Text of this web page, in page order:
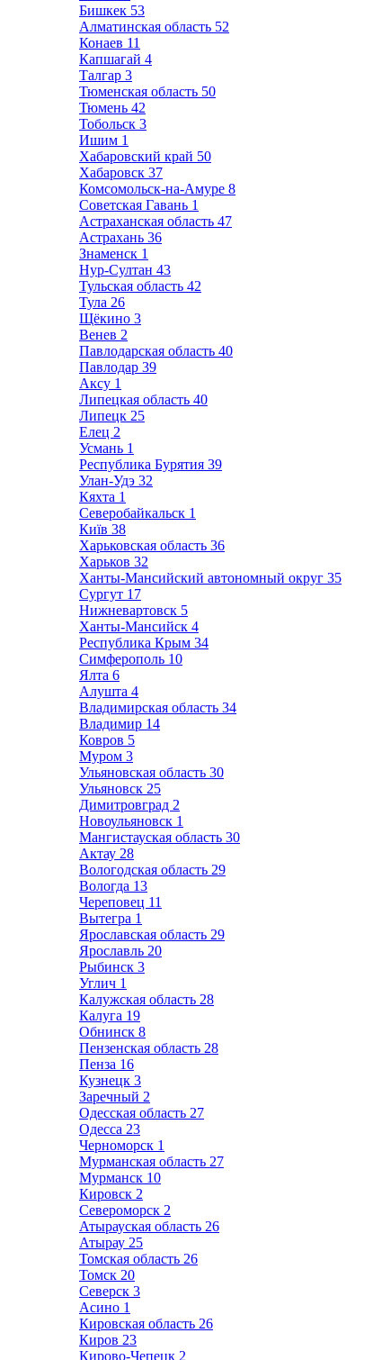
Бишкек 53
Алматинская область 52
Конаев 11
Капшагай 4
Талгар 3
Тюменская область 50
Тюмень 42
Тобольск 3
Ишим 1
Хабаровский край 50
Хабаровск 37
Комсомольск-на-Амуре 8
Советская Гавань 1
Астраханская область 47
Астрахань 36
Знаменск 1
Нур-Султан 43
Тульская область 42
Тула 26
Щёкино 3
Венев 2
Павлодарская область 40
Павлодар 39
Аксу 1
Липецкая область 40
Липецк 25
Елец 2
Усмань 1
Республика Бурятия 39
Улан-Удэ 32
Кяхта 1
Северобайкальск 1
Київ 38
Харьковская область 36
Харьков 32
Ханты-Мансийский автономный округ 35
Сургут 17
Нижневартовск 5
Ханты-Мансийск 4
Республика Крым 34
Симферополь 10
Ялта 6
Алушта 4
Владимирская область 34
Владимир 14
Ковров 5
Муром 3
Ульяновская область 30
Ульяновск 25
Димитровград 2
Новоульяновск 1
Мангистауская область 30
Актау 28
Вологодская область 29
Вологда 13
Череповец 11
Вытегра 1
Ярославская область 29
Ярославль 20
Рыбинск 3
Углич 1
Калужская область 28
Калуга 19
Обнинск 8
Пензенская область 28
Пенза 16
Кузнецк 3
Заречный 2
Одесская область 27
Одесса 23
Черноморск 1
Мурманская область 27
Мурманск 10
Кировск 2
Североморск 2
Атырауская область 26
Атырау 25
Томская область 26
Томск 20
Северск 3
Асино 1
Кировская область 26
Киров 23
Кирово-Чепецк 2